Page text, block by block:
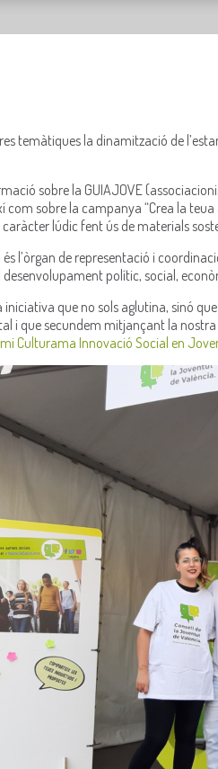
temàtiques la dinamització de
sobre la GUIAJOVE
sobre la campanya “Crea la
lúdic fent ús de materials
l’òrgan de representació i
polític, social,
que no sols aglutina, sinó
i que secundem mitjançant la
Culturama Innovació Social en